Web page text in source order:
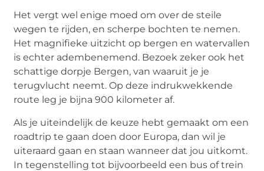
Het vergt wel enige moed om over de steile
wegen te rijden, en scherpe bochten te nemen.
Het magnifieke uitzicht op bergen en watervallen
is echter adembenemend. Bezoek zeker ook het
schattige dorpje Bergen, van waaruit je je
terugvlucht neemt. Op deze indrukwekkende
route leg je bijna 900 kilometer af.
Als je uiteindelijk de keuze hebt gemaakt om een
roadtrip te gaan doen door Europa, dan wil je
uiteraard gaan en staan wanneer dat jou uitkomt.
In tegenstelling tot bijvoorbeeld een bus of trein